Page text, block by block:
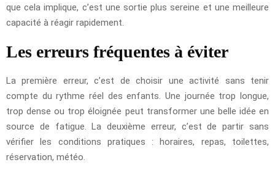
que cela implique, c’est une sortie plus sereine et une meilleure
capacité à réagir rapidement.
Les erreurs fréquentes à éviter
La première erreur, c’est de choisir une activité sans tenir
compte du rythme réel des enfants. Une journée trop longue,
trop dense ou trop éloignée peut transformer une belle idée en
source de fatigue. La deuxième erreur, c’est de partir sans
vérifier les conditions pratiques : horaires, repas, toilettes,
réservation, météo.